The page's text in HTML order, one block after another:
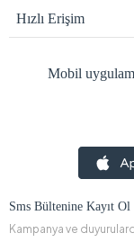
Hızlı Erişim
Mobil
Sms Bültenine Kayıt Ol
Kampanya ve